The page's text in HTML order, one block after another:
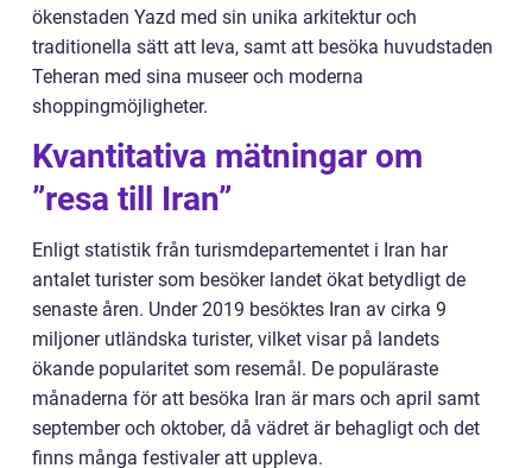
ökenstaden Yazd med sin unika arkitektur och
traditionella sätt att leva, samt att besöka huvudstaden
Teheran med sina museer och moderna
shoppingmöjligheter.
Kvantitativa mätningar om
”resa till Iran”
Enligt statistik från turismdepartementet i Iran har
antalet turister som besöker landet ökat betydligt de
senaste åren. Under 2019 besöktes Iran av cirka 9
miljoner utländska turister, vilket visar på landets
ökande popularitet som resemål. De populäraste
månaderna för att besöka Iran är mars och april samt
september och oktober, då vädret är behagligt och det
finns många festivaler att uppleva.